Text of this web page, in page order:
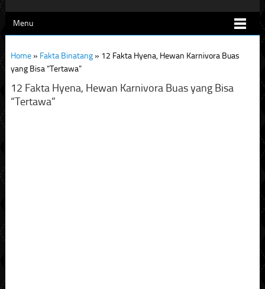
Menu
Home» Fakta Binatang» 12 Fakta Hyena, Hewan Karnivora Buas
yang Bisa “Tertawa”
12 Fakta Hyena, Hewan Karnivora Buas yang Bisa
“Tertawa”